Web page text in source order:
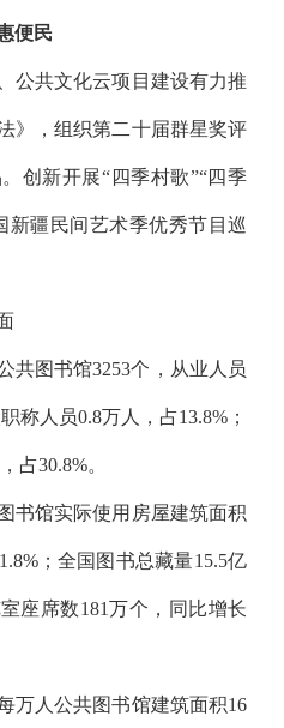
便民
公共文化云项目建设有力推
》，组织第二十届群星奖评
创新开展“四季村歌”“四季
新疆民间艺术季优秀节目巡
共图书馆3253个，从业人员
称人员0.8万人，占13.8%；
占30.8%。
书馆实际使用房屋建筑面积
；全国图书总藏量15.5亿
座席数181万个，同比增长
万人公共图书馆建筑面积16